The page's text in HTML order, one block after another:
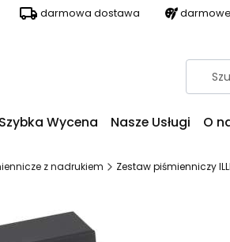
darmowa dostawa
Wycena Nasze Usługi O
z nadrukiem Zestaw piśmienniczy